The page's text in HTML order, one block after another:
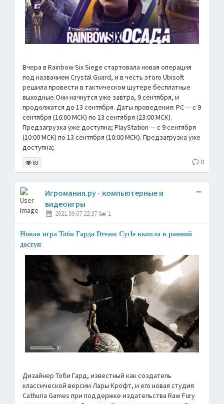
Вчера в Rainbow Six Siege стартовала новая операция
под названием Crystal Guard, и в честь этого Ubisoft
решила провести в тактическом шутере бесплатные
выходные.Они начнутся уже завтра, 9 сентября, и
продолжатся до 13 сентября. Даты проведения: PC — с 9
сентября (16:00 МСК) по 13 сентября (23:00 МСК).
Предзагрузка уже доступна; PlayStation — с 9 сентября
(10:00 МСК) по 13 сентября (10:00 МСК). Предзагрузка уже
доступна;
83 0
Игромания.ру - компьютерные и
видеоигры
2021.09.07 22:37 1
Новая игра Тоби Гарда Dream Cycle вышла в ранний
доступ
Дизайнер Тоби Гард, известный как создатель
классической версии Лары Крофт, и его новая студия
Cathuria Games при поддержке издательства Raw Fury